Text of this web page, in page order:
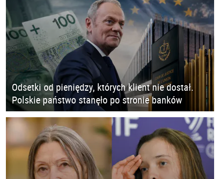
Odsetki od pieniędzy, których klient nie dostał.
Polskie państwo stanęło po stronie banków